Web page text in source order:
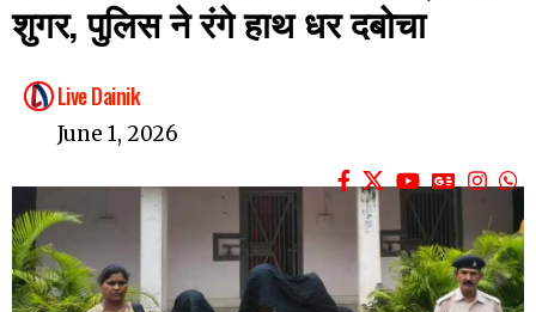
शुगर, पुलिस ने रंगे हाथ धर दबोचा
Live Dainik
June 1, 2026